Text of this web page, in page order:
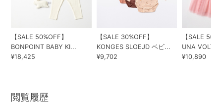
【SALE 50%OFF】
BONPOINT BABY KI...
¥18,425
【SALE 30%OFF】
KONGES SLOEJD ベビ...
¥9,702
【SALE
UNA VOLTA
¥10,890
閲覧履歴